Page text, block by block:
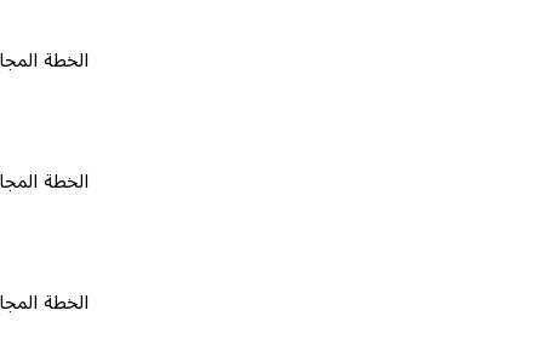
الخطة المجانية ٠
الخطة المجانية ٠
الخطة المجانية ٠